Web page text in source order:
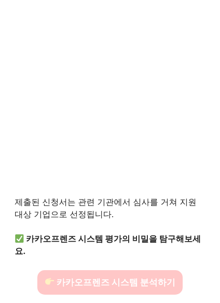
제출된 신청서는 관련 기관에서 심사를 거쳐 지원
대상 기업으로 선정됩니다.
카카오프렌즈 시스템 평가의 비밀을 탐구해보세
요.
카카오프렌즈 시스템 분석하기